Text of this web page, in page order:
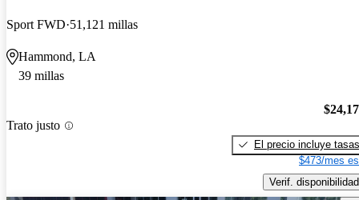
Sport FWD 51,121 millas
Hammond, LA
39 millas
Trato justo
El precio incluye tasas
$473/mes
Verif. disponibilidad